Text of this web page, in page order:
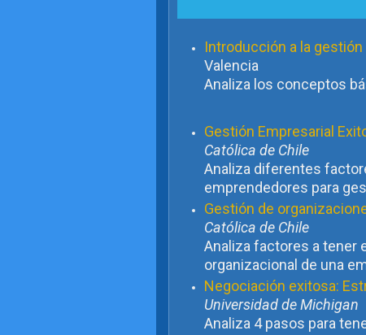
Introducción a la
Valencia
Analiza los conceptos
Gestión Empresarial
Católica de Chile
Analiza diferentes
emprendedores para
Gestión de
Católica de Chile
Analiza factores a tener
organizacional de una
Negociación exitosa:
Universidad de Michigan
Analiza 4 pasos para